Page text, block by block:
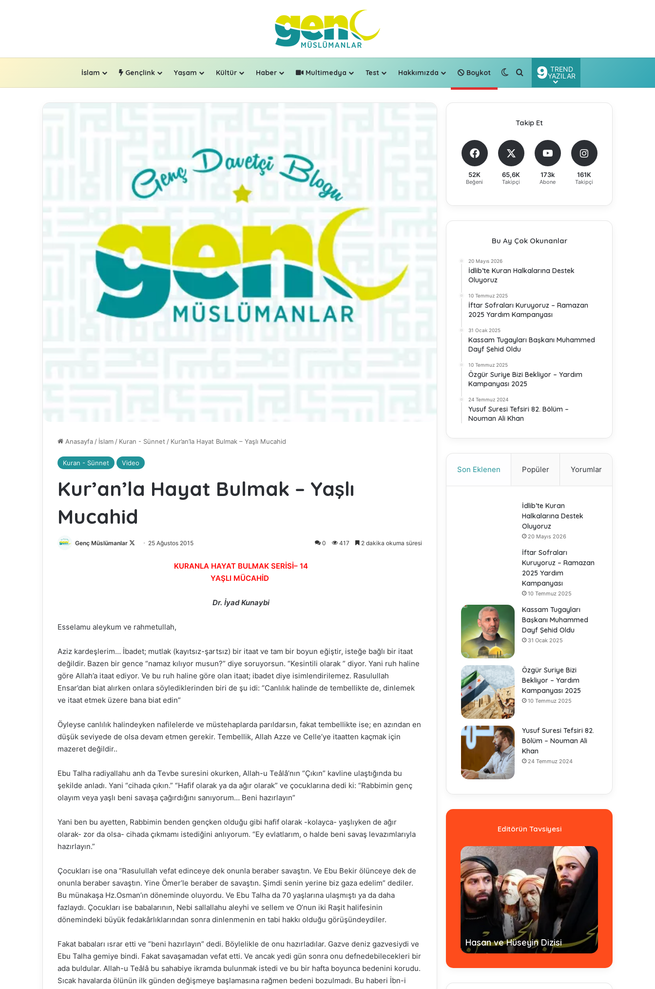
İslam Gençlink Yaşam Kültür Haber Multimedya Test Hakkımızda Boykot Dış görünümü değiştir
Arama yap ...
9 TREND
YAZILAR
Anasayfa/ İslam/ Kuran - Sünnet / Kur’an’la Hayat Bulmak – Yaşlı Mucahid
Kuran - Sünnet Video
Kur’an’la Hayat Bulmak – Yaşlı
Mucahid
Genç Müslümanlar
n
25 Ağustos 2015 0 417 2 dakika okuma süresi
KURANLA HAYAT BULMAK SERİSİ– 14
YAŞLI MÜCAHİD
Dr. İyad Kunaybi
Esselamu aleykum ve rahmetullah,
Aziz kardeşlerim… İbadet; mutlak (kayıtsız-şartsız) bir itaat ve tam bir boyun eğiştir, isteğe bağlı bir itaat
değildir. Bazen bir gence “namaz kılıyor musun?” diye soruyorsun. “Kesintili olarak ” diyor. Yani ruh haline
göre Allah’a itaat ediyor. Ve bu ruh haline göre olan itaat; ibadet diye isimlendirilemez. Rasulullah
Ensar’dan biat alırken onlara söylediklerinden biri de şu idi: “Canlılık halinde de tembellikte de, dinlemek
ve itaat etmek üzere bana biat edin”
Öyleyse canlılık halindeyken nafilelerde ve müstehaplarda parıldarsın, fakat tembellikte ise; en azından en
düşük seviyede de olsa devam etmen gerekir. Tembellik, Allah Azze ve Celle’ye itaatten kaçmak için
mazeret değildir..
Ebu Talha radiyallahu anh da Tevbe suresini okurken, Allah-u Teâlâ’nın “Çıkın” kavline ulaştığında bu
şekilde anladı. Yani “cihada çıkın.” “Hafif olarak ya da ağır olarak” ve çocuklarına dedi ki: “Rabbimin genç
olayım veya yaşlı beni savaşa çağırdığını sanıyorum… Beni hazırlayın”
Yani ben bu ayetten, Rabbimin benden gençken olduğu gibi hafif olarak -kolayca- yaşlıyken de ağır
olarak- zor da olsa- cihada çıkmamı istediğini anlıyorum. “Ey evlatlarım, o halde beni savaş levazımlarıyla
hazırlayın.”
Çocukları ise ona “Rasulullah vefat edinceye dek onunla beraber savaştın. Ve Ebu Bekir ölünceye dek de
onunla beraber savaştın. Yine Ömer’le beraber de savaştın. Şimdi senin yerine biz gaza edelim” dediler.
Bu münakaşa Hz.Osman’ın döneminde oluyordu. Ve Ebu Talha da 70 yaşlarına ulaşmıştı ya da daha
fazlaydı. Çocukları ise babalarının, Nebi sallallahu aleyhi ve sellem ve O’nun iki Raşit halifesinin
dönemindeki büyük fedakârlıklarından sonra dinlenmenin en tabi hakkı olduğu görüşündeydiler.
Fakat babaları ısrar etti ve “beni hazırlayın” dedi. Böylelikle de onu hazırladılar. Gazve deniz gazvesiydi ve
Ebu Talha gemiye bindi. Fakat savaşamadan vefat etti. Ve ancak yedi gün sonra onu defnedebilecekleri bir
ada buldular. Allah-u Teâlâ bu sahabiye ikramda bulunmak istedi ve bu bir hafta boyunca bedenini korudu.
Sıcak havalarda ölünün ilk günden değişmeye başlamasına rağmen bedeni bozulmadı. Bu haberi İbn-i
Takip Et
52K
Beğeni
65,6K
Takipçi
173k
Abone
161K
Takipçi
Bu Ay Çok Okunanlar
20 Mayıs 2026
İdlib’te Kuran Halkalarına Destek
Oluyoruz
10 Temmuz 2025
İftar Sofraları Kuruyoruz – Ramazan
2025 Yardım Kampanyası
31 Ocak 2025
Kassam Tugayları Başkanı Muhammed
Dayf Şehid Oldu
10 Temmuz 2025
Özgür Suriye Bizi Bekliyor – Yardım
Kampanyası 2025
24 Temmuz 2024
Yusuf Suresi Tefsiri 82. Bölüm –
Nouman Ali Khan
Son Eklenen Popüler Yorumlar
İdlib’te Kuran
Halkalarına Destek
Oluyoruz
20 Mayıs 2026
İftar Sofraları
Kuruyoruz – Ramazan
2025 Yardım
Kampanyası
10 Temmuz 2025
Kassam Tugayları
Başkanı Muhammed
Dayf Şehid Oldu
31 Ocak 2025
Özgür Suriye Bizi
Bekliyor – Yardım
Kampanyası 2025
10 Temmuz 2025
Yusuf Suresi Tefsiri 82.
Bölüm – Nouman Ali
Khan
24 Temmuz 2024
Editörün Tavsiyesi
Fasih Arapça ile Rap’i
Abdou Salam
Nouman Ali Khan
Hasan ve Hüseyin Dizisi